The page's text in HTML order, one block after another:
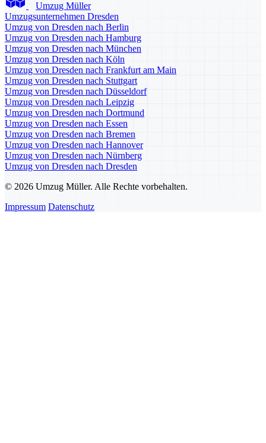
Umzug Müller
Umzugsunternehmen Dresden
Umzug von Dresden nach Berlin
Umzug von Dresden nach Hamburg
Umzug von Dresden nach München
Umzug von Dresden nach Köln
Umzug von Dresden nach Frankfurt am Main
Umzug von Dresden nach Stuttgart
Umzug von Dresden nach Düsseldorf
Umzug von Dresden nach Leipzig
Umzug von Dresden nach Dortmund
Umzug von Dresden nach Essen
Umzug von Dresden nach Bremen
Umzug von Dresden nach Hannover
Umzug von Dresden nach Nürnberg
Umzug von Dresden nach Dresden
© 2026 Umzug Müller. Alle Rechte vorbehalten.
Impressum Datenschutz